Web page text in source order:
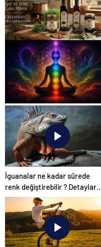
Osmanzadem ile Katkısız ve
Doğal Beslenme Dönemi
Zihnin Gizemli Sınırları ve
Ötesi : Nasılnedir.com
İguanalar ne kadar sürede
renk değiştirebilir ? Detaylar
burada…